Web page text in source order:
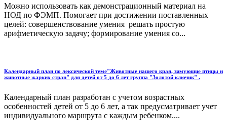
Можно использовать как демонстрационный материал на
НОД по ФЭМП. Помогает при достижении поставленных
целей: совершенствование умения решать простую
арифметическую задачу; формирование умения со...
Календарный план по лексической теме"Животные нашего края, зимующие птицы и
животные жарких стран" для детей от 5 до 6 лет группа "Золотой ключик" .
Календарный план разработан с учетом возрастных
особенностей детей от 5 до 6 лет, а так предусматривает учет
индивидуального маршрута с каждым ребенком....